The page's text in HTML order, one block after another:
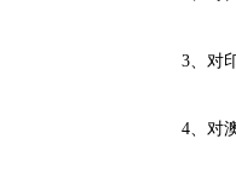
3、对
4、对